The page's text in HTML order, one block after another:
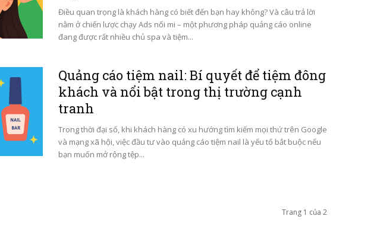
Điều quan trọng là khách hàng có biết đến bạn hay không? Và câu trả lời
nằm ở chiến lược chạy Ads nối mi – một phương pháp quảng cáo online
đang được rất nhiều chủ spa và tiệm...
Quảng cáo tiệm nail: Bí quyết để tiệm đông
khách và nổi bật trong thị trường cạnh
tranh
Trong thời đại số, khi khách hàng có xu hướng tìm kiếm mọi thứ trên Google
và mạng xã hội, việc đầu tư vào quảng cáo tiệm nail là yếu tố bắt buộc nếu
bạn muốn mở rộng tệp...
Trang 1 của 2